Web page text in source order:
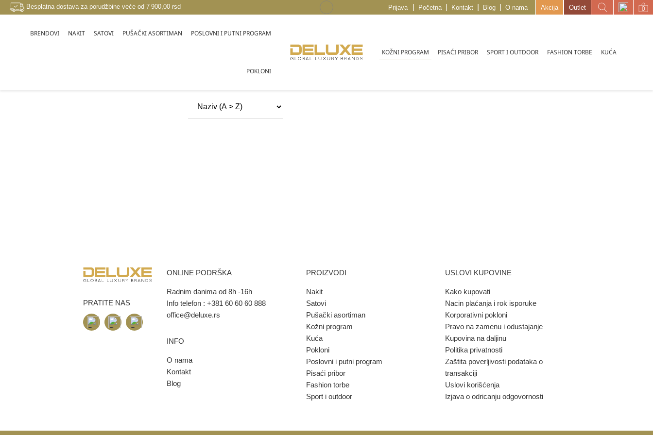
Besplatna dostava za porudžbine veće od 7 900,00 rsd Prijava Početna Kontakt Blog O nama Akcija Outlet
BRENDOVI NAKIT SATOVI PUŠAČKI ASORTIMAN POSLOVNI I PUTNI PROGRAM
POKLONI
KOŽNI PROGRAM PISAĆI PRIBOR SPORT I OUTDOOR FASHION TORBE KUĆA
PRATITE NAS
ONLINE PODRŠKA
Radnim danima od 8h -16h
Info telefon :+381 60 60 60 888
office@deluxe.rs
INFO
O nama
Kontakt
Blog
PROIZVODI
Nakit
Satovi
Pušački asortiman
Kožni program
Kuća
Pokloni
Poslovni i putni program
Pisaći pribor
Fashion torbe
Sport i outdoor
USLOVI KUPOVINE
Kako kupovati
Nacin plaćanja i rok isporuke
Korporativni pokloni
Pravo na zamenu i odustajanje
Kupovina na daljinu
Politika privatnosti
Zaštita poverljivosti podataka o
transakciji
Uslovi korišćenja
Izjava o odricanju odgovornosti